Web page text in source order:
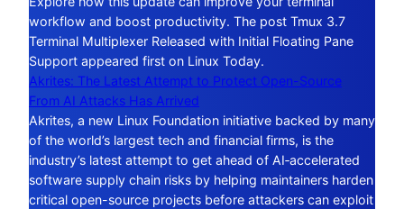
workflow and boost productivity. The post Tmux 3.7
Terminal Multiplexer Released with Initial Floating Pane
Support appeared first on Linux Today.
Akrites: The Latest Attempt to Protect Open-Source
From AI Attacks Has Arrived
Akrites, a new Linux Foundation initiative backed by many
of the world’s largest tech and financial firms, is the
industry’s latest attempt to get ahead of AI‑accelerated
software supply chain risks by helping maintainers harden
critical open-source projects before attackers can exploit